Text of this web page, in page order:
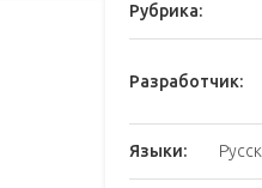
Рубрика:
Разработчик:
Языки: